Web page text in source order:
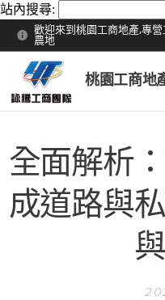
站內搜尋:
歡迎來到桃園工商地產,專
農地
桃園工商地
全面解析
成道路與